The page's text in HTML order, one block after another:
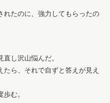
れたのに、強力してもらったの
し沢山悩んだ。
ら、それで自ずと答えが見え
む。